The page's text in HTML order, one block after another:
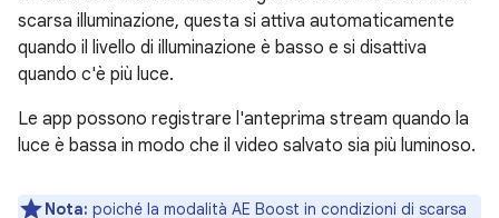
scarsa illuminazione, questa si attiva automaticamente
quando il livello di illuminazione è basso e si disattiva
quando c'è più luce.
Le app possono registrare l'anteprima stream quando la
luce è bassa in modo che il video salvato sia più luminoso.
Nota: poiché la modalità AE Boost in condizioni di scarsa